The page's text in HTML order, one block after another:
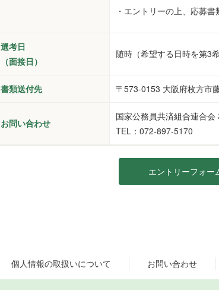
・エントリーの上、応募書
選考日
（面接日）
随時（希望する日時を第3
書類送付先 〒573-0153 大阪府枚方市
お問い合わせ
国家公務員共済組合連合
TEL：072-897-5170
エントリーフォー
個人情報の取扱いについて お問い合わせ